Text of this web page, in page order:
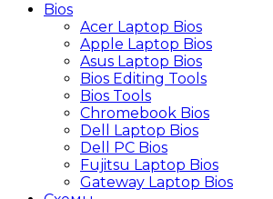
Bios
Acer Laptop Bios
Apple Laptop Bios
Asus Laptop Bios
Bios Editing Tools
Bios Tools
Chromebook Bios
Dell Laptop Bios
Dell PC Bios
Fujitsu Laptop Bios
Gateway Laptop Bios